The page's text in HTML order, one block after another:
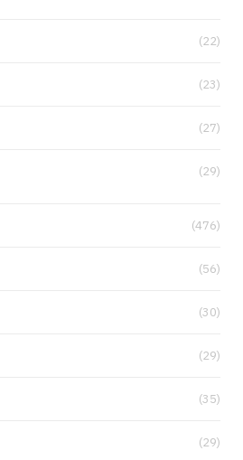
(22)
(23)
(27)
(29)
(476)
(56)
(30)
(29)
(35)
(29)